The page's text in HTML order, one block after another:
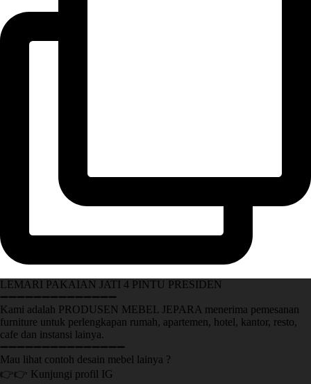
LEMARI PAKAIAN JATI 4 PINTU PRESIDEN
➖➖➖➖➖➖➖➖➖➖➖➖➖➖
Kami adalah PRODUSEN MEBEL JEPARA menerima pemesanan
furniture untuk perlengkapan rumah, apartemen, hotel, kantor, resto,
cafe dan instansi lainya.
➖➖➖➖➖➖➖➖➖➖➖➖➖➖➖
Mau lihat contoh desain mebel lainya ?
👉👉 Kunjungi profil IG